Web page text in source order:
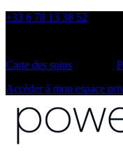
+33 6 78 13 38 52
Carte des soins
Accèder à mon espace